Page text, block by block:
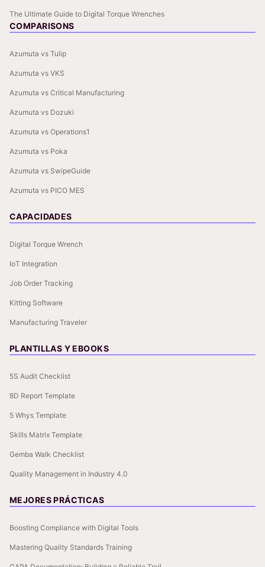
The Ultimate Guide to Digital Torque Wrenches
COMPARISONS
Azumuta vs Tulip
Azumuta vs VKS
Azumuta vs Critical Manufacturing
Azumuta vs Dozuki
Azumuta vs Operations1
Azumuta vs Poka
Azumuta vs SwipeGuide
Azumuta vs PICO MES
CAPACIDADES
Digital Torque Wrench
IoT Integration
Job Order Tracking
Kitting Software
Manufacturing Traveler
PLANTILLAS Y EBOOKS
5S Audit Checklist
8D Report Template
5 Whys Template
Skills Matrix Template
Gemba Walk Checklist
Quality Management in Industry 4.0
MEJORES PRÁCTICAS
Boosting Compliance with Digital Tools
Mastering Quality Standards Training